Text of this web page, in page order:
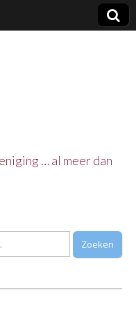
… al meer dan